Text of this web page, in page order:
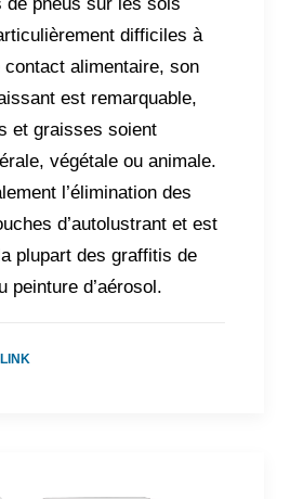
de pneus sur les sols
difficiles à
contact alimentaire, son
est remarquable,
et graisses soient
végétale ou animale.
l’élimination des
d’autolustrant et est
plupart des graffitis de
peinture d’aérosol.